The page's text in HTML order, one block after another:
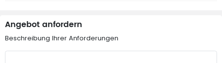
Angebot anfordern
Beschreibung Ihrer Anforderungen